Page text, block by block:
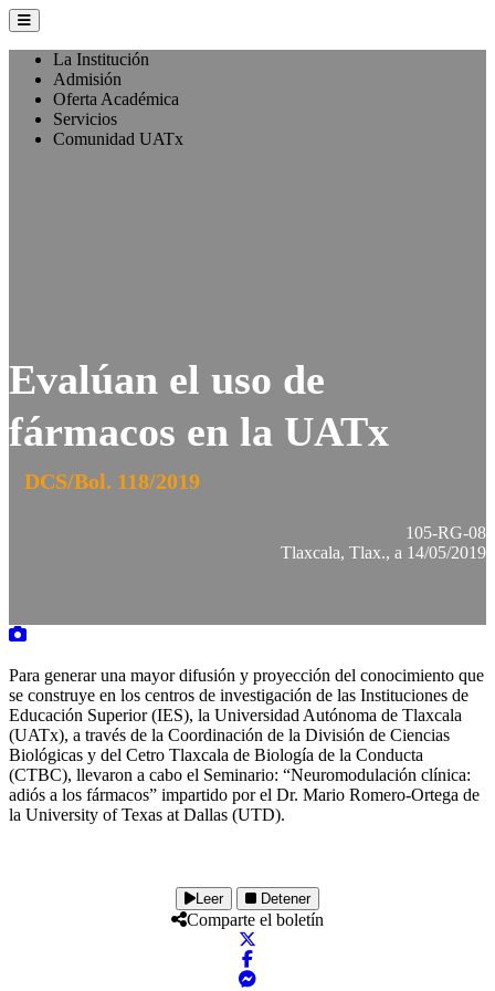
La Institución
Admisión
Oferta Académica
Servicios
Comunidad UATx
Evalúan el uso de
fármacos en la UATx
DCS/Bol. 118/2019
105-RG-08
Tlaxcala, Tlax., a 14/05/2019
Para generar una mayor difusión y proyección del conocimiento que
se construye en los centros de investigación de las Instituciones de
Educación Superior (IES), la Universidad Autónoma de Tlaxcala
(UATx), a través de la Coordinación de la División de Ciencias
Biológicas y del Cetro Tlaxcala de Biología de la Conducta
(CTBC), llevaron a cabo el Seminario: “Neuromodulación clínica:
adiós a los fármacos” impartido por el Dr. Mario Romero-Ortega de
la University of Texas at Dallas (UTD).
Leer Detener
Comparte el boletín